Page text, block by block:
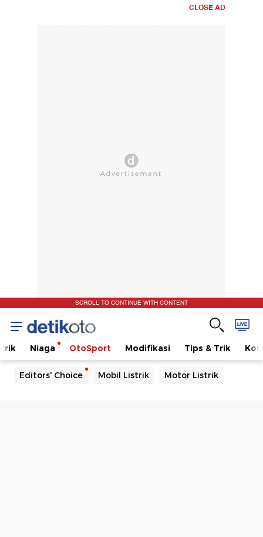
CLOSE AD
SCROLL TO CONTINUE WITH CONTENT
Niaga OtoSport Modifikasi Tips & Trik
Editors' Choice Mobil Listrik Motor Listrik